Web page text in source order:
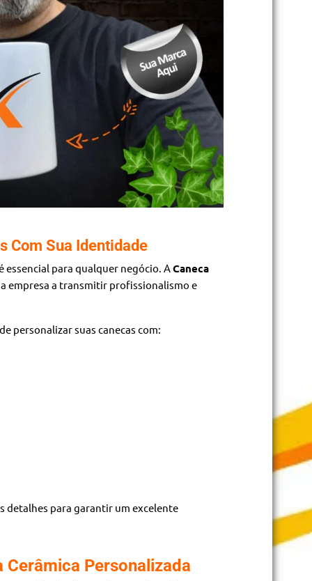
Com Sua Identidade
para qualquer negócio. ACaneca
empresa a transmitir profissionalismo e
personalizar suas canecas com:
detalhes para garantir um excelente
Cerâmica Personalizada